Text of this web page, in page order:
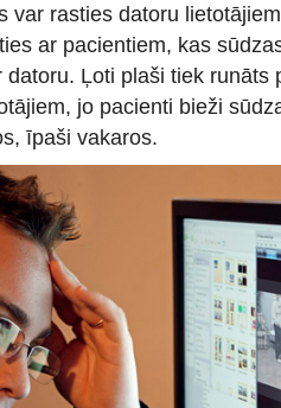
var rasties datoru
ar pacientiem, kas
Ļoti plaši tiek runāts
jo pacienti bieži
īpaši vakaros.